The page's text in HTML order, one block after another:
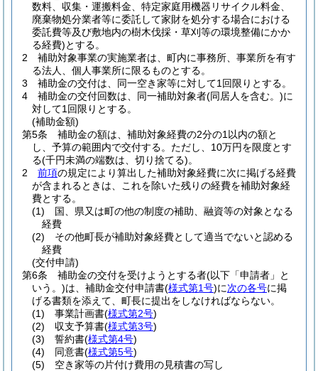
数料、収集・運搬料金、特定家庭用機器リサイクル料金、
廃棄物処分業者等に委託して家財を処分する場合における
委託費等及び敷地内の樹木伐採・草刈等の環境整備にかか
る経費)とする。
2
補助対象事業の実施業者は、町内に事務所、事業所を有す
る法人、個人事業所に限るものとする。
3
補助金の交付は、同一空き家等に対して1回限りとする。
4
補助金の交付回数は、同一補助対象者(同居人を含む。)に
対して1回限りとする。
(補助金額)
第5条
補助金の額は、補助対象経費の2分の1以内の額と
し、予算の範囲内で交付する。 ただし、10万円を限度とす
る(千円未満の端数は、切り捨てる)。
2
前項の規定により算出した補助対象経費に次に掲げる経費
が含まれるときは、これを除いた残りの経費を補助対象経
費とする。
(1)
国、県又は町の他の制度の補助、融資等の対象となる
経費
(2)
その他町長が補助対象経費として適当でないと認める
経費
(交付申請)
第6条
補助金の交付を受けようとする者(以下「申請者」と
いう。)は、補助金交付申請書(様式第1号)に次の各号に掲
げる書類を添えて、町長に提出をしなければならない。
(1)
事業計画書(様式第2号)
(2)
収支予算書(様式第3号)
(3)
誓約書(様式第4号)
(4)
同意書(様式第5号)
(5)
空き家等の片付け費用の見積書の写し